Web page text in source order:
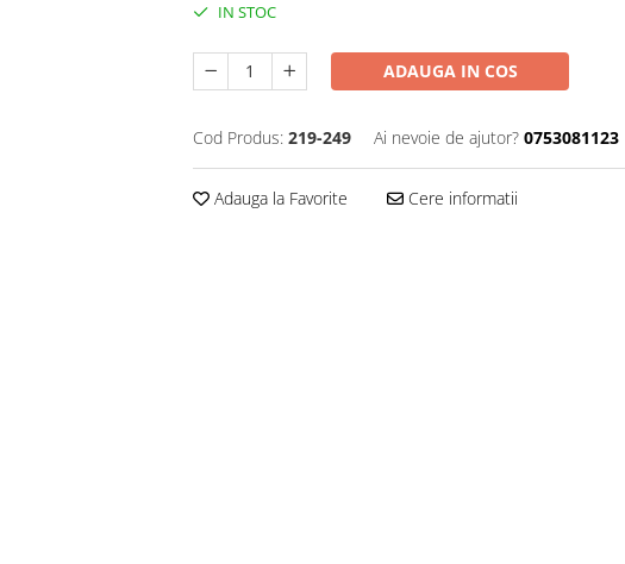
IN STOC
ADAUGA IN COS
Cod Produs: 219-249 Ai nevoie de ajutor? 0753081123
Adauga la Favorite Cere informatii